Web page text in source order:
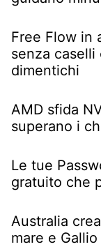
Free Flow in
senza
dimentichi
AMD sfida
superano i
Le tue
gratuito che
Australia
mare e